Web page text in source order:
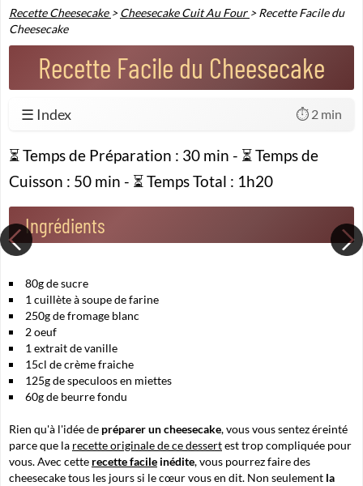
Recette Cheesecake >Cheesecake Cuit Au Four >Recette Facile du
Cheesecake
Recette Facile du Cheesecake
☰ Index ⏱️ 2 min
⏳ Temps de Préparation : 30 min - ⏳ Temps de
Cuisson : 50 min - ⏳ Temps Total : 1h20
Ingrédients
80g de sucre
1 cuillète à soupe de farine
250g de fromage blanc
2 oeuf
1 extrait de vanille
15cl de crème fraiche
125g de speculoos en miettes
60g de beurre fondu
Rien qu'à l'idée de préparer un cheesecake, vous vous sentez éreinté
parce que la recette originale de ce dessertest trop compliquée pour
vous. Avec cette recette facile inédite, vous pourrez faire des
cheesecake tous les jours si le cœur vous en dit. Non seulement la